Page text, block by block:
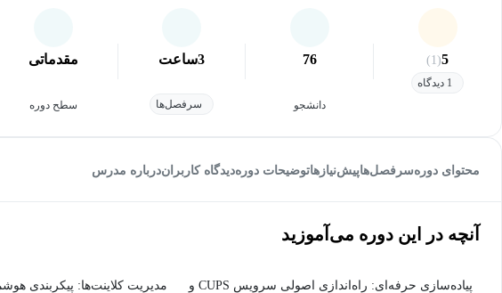
5
(1)
1 دیدگاه
76
دانشجو
3ساعت
سرفصل‌ها
مقدماتی
سطح دوره
محتوای دورهسرفصل‌هاپیش‌نیاز‌هاتوضیحات دورهدیدگاه کاربراندرباره مدرس
آنچه در این دوره می‌آموزید
پیاده‌سازی حرفه‌ای: راه‌اندازی اصولی سرویس CUPS و